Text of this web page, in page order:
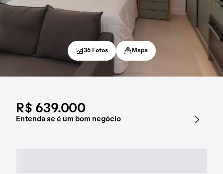
R$ 639.000
Entenda se é um bom negócio
36 Fotos Mapa